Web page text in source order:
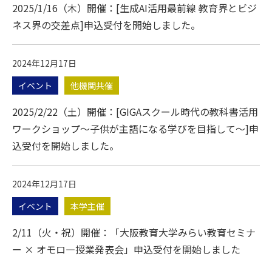
2025/1/16（木）開催：[生成AI活用最前線 教育界とビジ
ネス界の交差点]申込受付を開始しました。
2024年12月17日
イベント
他機関共催
2025/2/22（土）開催：[GIGAスクール時代の教科書活用
ワークショップ～子供が主語になる学びを目指して～]申
込受付を開始しました。
2024年12月17日
イベント
本学主催
2/11（火・祝）開催：「大阪教育大学みらい教育セミナ
ー × オモロ―授業発表会」申込受付を開始しました